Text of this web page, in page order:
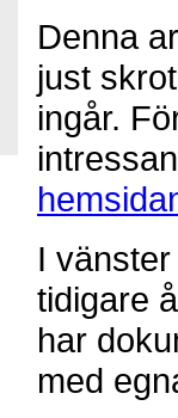
Denna
just
ingår.
I
tidigare
har
med